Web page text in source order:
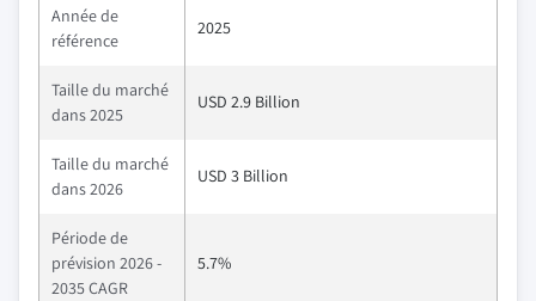
Année de
référence
2025
Taille du marché
dans 2025
USD 2.9 Billion
Taille du marché
dans 2026
USD 3 Billion
Période de
prévision 2026 -
2035 CAGR
5.7%